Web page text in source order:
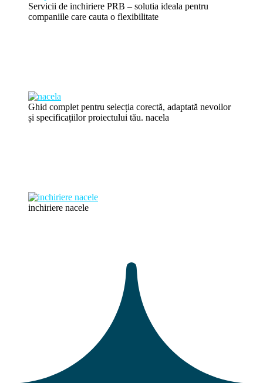
Servicii de inchiriere PRB – solutia ideala pentru
companiile care cauta o flexibilitate
Ghid complet pentru selecția corectă, adaptată nevoilor
și specificațiilor proiectului tău. nacela
inchiriere nacele